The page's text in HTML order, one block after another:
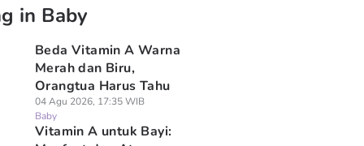
in Baby
Beda Vitamin A Warna
Merah dan Biru,
Orangtua Harus Tahu
04 Agu 2026, 17:35 WIB
Baby
Vitamin A untuk Bayi: